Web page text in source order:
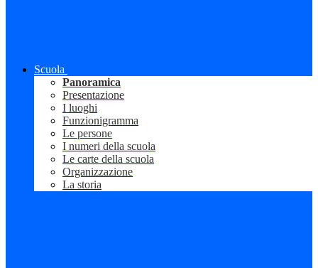
Scuola
Panoramica
Presentazione
I luoghi
Funzionigramma
Le persone
I numeri della scuola
Le carte della scuola
Organizzazione
La storia